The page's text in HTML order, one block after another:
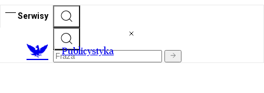
Serwisy
Publicystyka